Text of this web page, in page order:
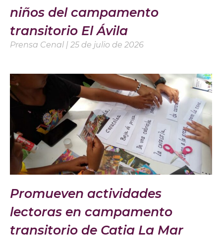
niños del campamento
transitorio El Ávila
Prensa Cenal 25 de julio de 2026
Promueven actividades
lectoras en campamento
transitorio de Catia La Mar